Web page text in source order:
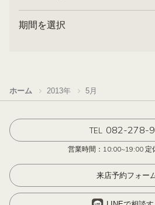
期間を選択
ホーム 2013年 5月
TEL 082-278-
営業時間：10:00~19:00 定
来店予約フォー